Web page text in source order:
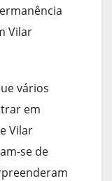
Vilar
vários
em
Vilar
se de